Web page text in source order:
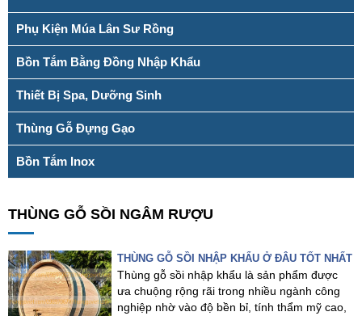
Phụ Kiện Múa Lân Sư Rồng
Bồn Tắm Bằng Đồng Nhập Khẩu
Thiết Bị Spa, Dưỡng Sinh
Thùng Gỗ Đựng Gạo
Bồn Tắm Inox
THÙNG GỖ SỒI NGÂM RƯỢU
THÙNG GỖ SỒI NHẬP KHẨU Ở ĐÂU TỐT NHẤT
Thùng gỗ sồi nhập khẩu là sản phẩm được
ưa chuộng rộng rãi trong nhiều ngành công
nghiệp nhờ vào độ bền bỉ, tính thẩm mỹ cao,